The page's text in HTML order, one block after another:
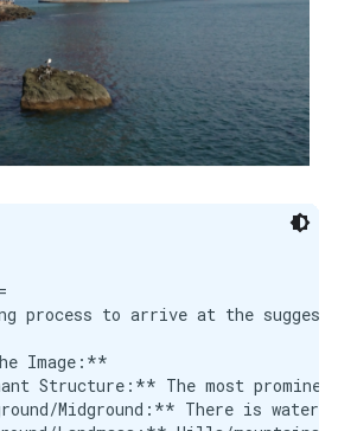
process to arrive at the
Image:**
Structure:** The most
Midground:** There is water